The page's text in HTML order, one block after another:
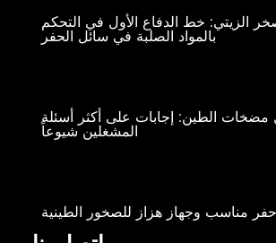
الزيتي: خط الدفاع الأول في التحكم
بالمواد الصلبة في سائل الحفر
مضخات الطين: إجابات على أكثر أسئلة
المشغلين شيوعاً
حفر مناسب وجهاز هزاز للصخور الطينية